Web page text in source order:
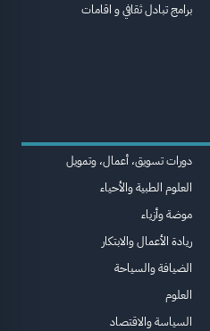
برامج تبادل ثقافي و اقامات
دورات تسويق، أعمال، وتمويل
العلوم الطبية والأحياء
موضة وأزياء
ريادة الأعمال والابتكار
الضيافة والسياحة
العلوم
السياسة والاقتصاد